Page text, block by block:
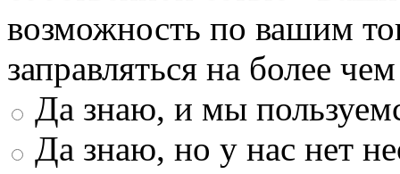
возможность по вашим
заправляться на более
Да знаю, и мы
Да знаю, но у нас нет